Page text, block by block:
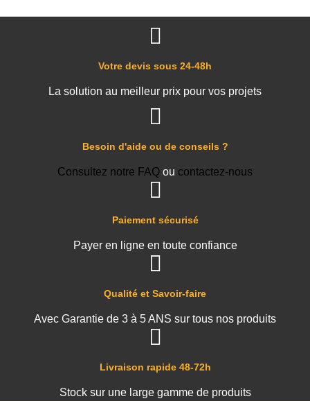
Livraison rapide 48-72h
Stock sur une large gamme de produits
Qualité et Savoir-faire
Avec Garantie de 3 à 5 ANS sur tous nos produits
Paiement sécurisé
Payer en ligne en toute confiance
Besoin d'aide ou de conseils ?
Consultez notre FAQ ou contactez-nous
Votre devis sous 24-48h
La solution au meilleur prix pour vos projets